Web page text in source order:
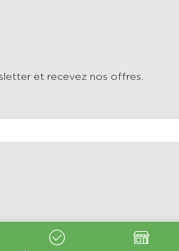
et recevez nos offres.